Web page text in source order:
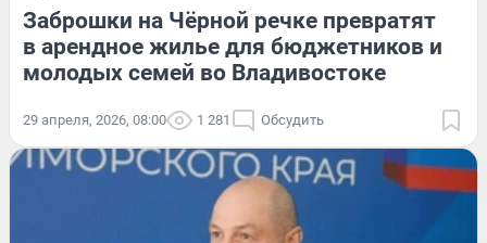
Заброшки на Чёрной речке превратят
в арендное жилье для бюджетников и
молодых семей во Владивостоке
29 апреля, 2026, 08:00 1 281 Обсудить